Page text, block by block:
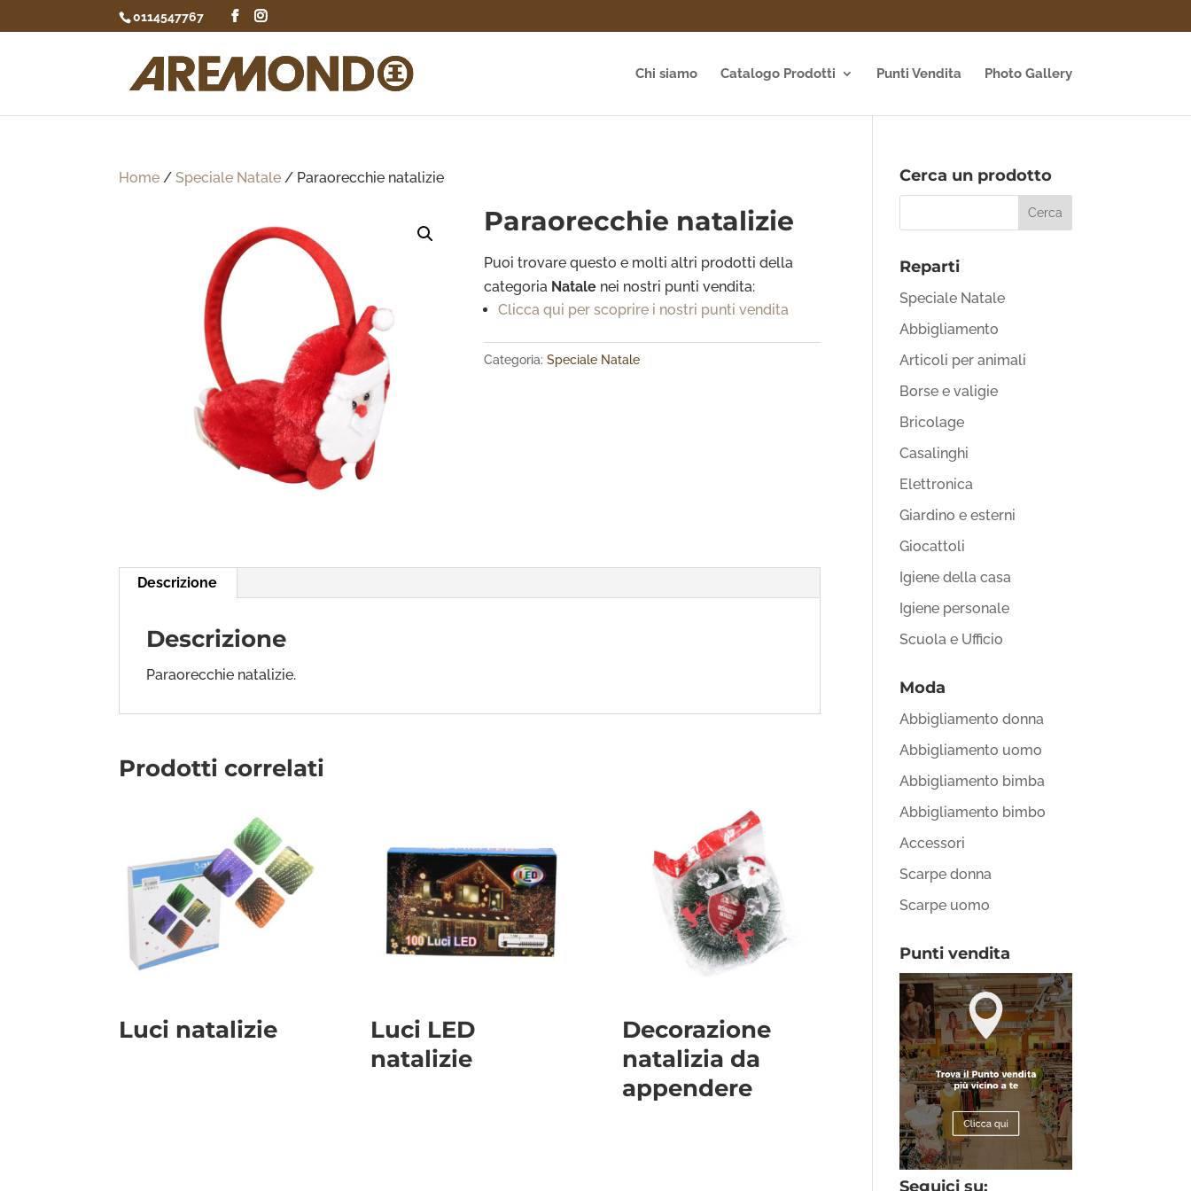
0114547767
Chi siamo Catalogo Prodotti Punti Vendita Photo Gallery
Home /Speciale Natale / Paraorecchie natalizie
Paraorecchie natalizie
Puoi trovare questo e molti altri prodotti della
categoria Natale nei nostri punti vendita:
Clicca qui per scoprire i nostri punti vendita
Categoria:Speciale Natale
Descrizione
Descrizione
Paraorecchie natalizie.
Prodotti correlati
Luci natalizie
Luci LED
natalizie
Decorazione
natalizia da
appendere
Cerca un prodotto
Reparti
Speciale Natale
Abbigliamento
Articoli per animali
Borse e valigie
Bricolage
Casalinghi
Elettronica
Giardino e esterni
Giocattoli
Igiene della casa
Igiene personale
Scuola e Ufficio
Moda
Abbigliamento donna
Abbigliamento uomo
Abbigliamento bimba
Abbigliamento bimbo
Accessori
Scarpe donna
Scarpe uomo
Punti vendita
Seguici su: